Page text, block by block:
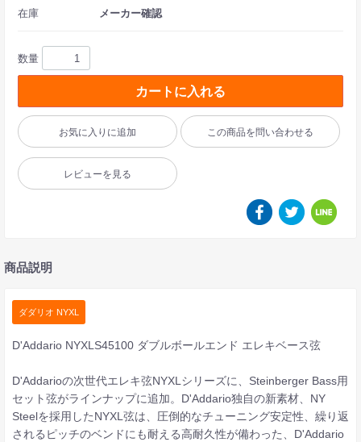
在庫 メーカー確認
数量
カートに入れる
お気に入りに追加 この商品を問い合わせる
レビューを見る
商品説明
ダダリオ NYXL
D'Addario NYXLS45100 ダブルボールエンド エレキベース弦
D'Addarioの次世代エレキ弦NYXLシリーズに、Steinberger Bass用
セット弦がラインナップに追加。D'Addario独自の新素材、NY
Steelを採用したNYXL弦は、圧倒的なチューニング安定性、繰り返
されるピッチのベンドにも耐える高耐久性が備わった、D'Addario